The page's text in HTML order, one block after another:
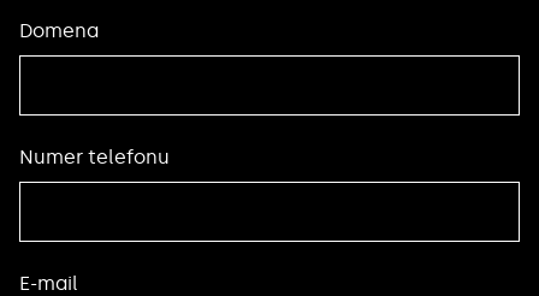
Domena
Numer telefonu
E-mail